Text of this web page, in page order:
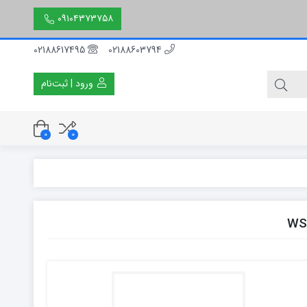
۰۹۱۰۴۳۷۳۷۵۸
02188617495
ورود | ثبت‌نام
0
0